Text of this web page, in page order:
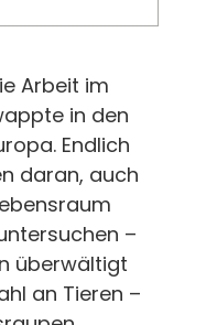
Arbeit im
in den
Endlich
daran, auch
–
überwältigt
an Tieren –